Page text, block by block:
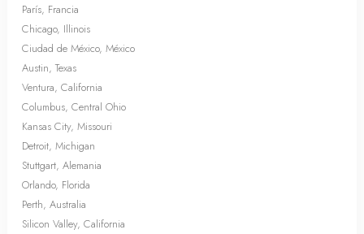
París, Francia
Chicago, Illinois
Ciudad de México, México
Austin, Texas
Ventura, California
Columbus, Central Ohio
Kansas City, Missouri
Detroit, Michigan
Stuttgart, Alemania
Orlando, Florida
Perth, Australia
Silicon Valley, California